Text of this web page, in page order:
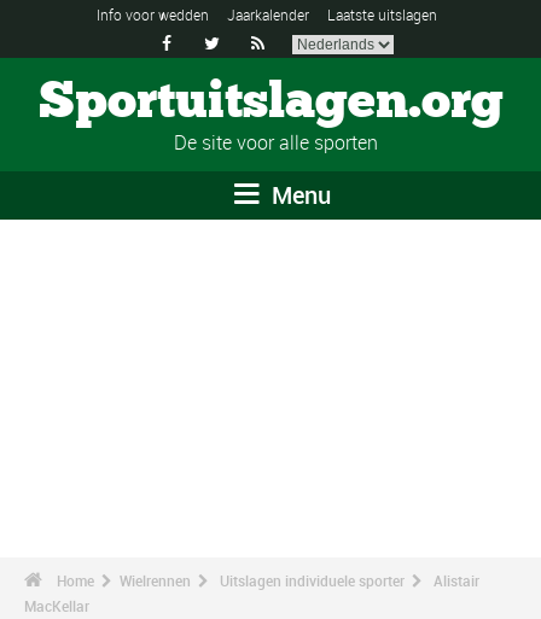
Info voor wedden Jaarkalender Laatste uitslagen
  
Sportuitslagen.org
De site voor alle sporten
Menu
Home Wielrennen Uitslagen individuele sporter
Alistair
MacKellar